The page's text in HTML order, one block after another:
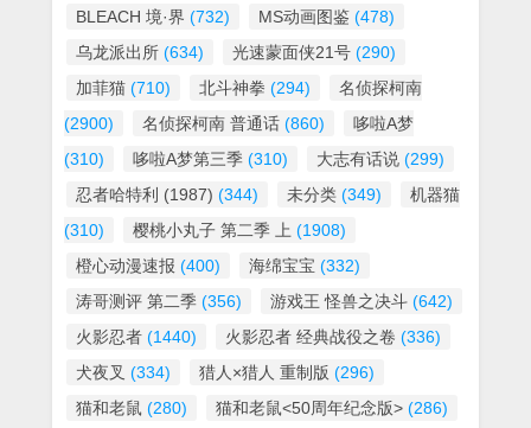
BLEACH 境·界 (732) MS动画图鉴 (478)
乌龙派出所 (634) 光速蒙面侠21号 (290)
加菲猫 (710) 北斗神拳 (294)
名侦探柯南
(2900)
名侦探柯南 普通话 (860)
哆啦A梦
(310)
哆啦A梦第三季 (310) 大志有话说 (299)
忍者哈特利 (1987) (344) 未分类 (349)
机器猫
(310)
樱桃小丸子 第二季 上 (1908)
橙心动漫速报 (400) 海绵宝宝 (332)
涛哥测评 第二季 (356) 游戏王 怪兽之决斗 (642)
火影忍者 (1440) 火影忍者 经典战役之卷 (336)
犬夜叉 (334) 猎人×猎人 重制版 (296)
猫和老鼠 (280) 猫和老鼠<50周年纪念版> (286)